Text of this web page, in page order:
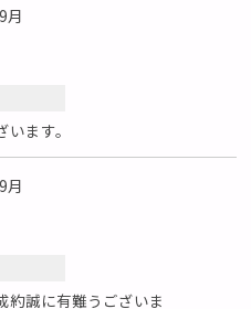
月
ます。
月
誠に有難うございま